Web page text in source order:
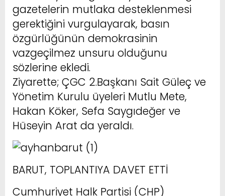
gazetelerin mutlaka desteklenmesi
gerektiğini vurgulayarak, basın
özgürlüğünün demokrasinin
vazgeçilmez unsuru olduğunu
sözlerine ekledi.
Ziyarette; ÇGC 2.Başkanı Sait Güleç ve
Yönetim Kurulu üyeleri Mutlu Mete,
Hakan Köker, Sefa Saygıdeğer ve
Hüseyin Arat da yeraldı.
BARUT, TOPLANTIYA DAVET ETTİ
Cumhuriyet Halk Partisi (CHP)